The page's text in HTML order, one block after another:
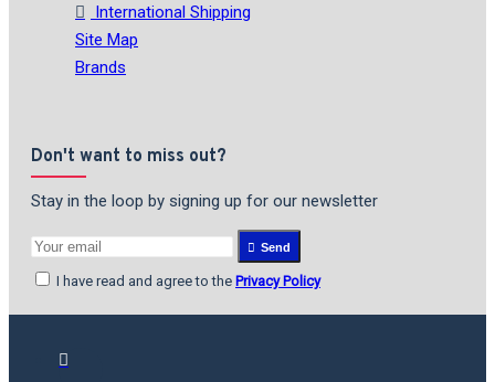
International Shipping
Site Map
Brands
Don't want to miss out?
Stay in the loop by signing up for our newsletter
Send
I have read and agree to the Privacy Policy